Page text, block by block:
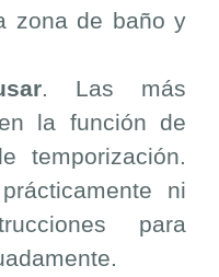
zona de baño y
. Las más
la función de
temporización.
ni
para